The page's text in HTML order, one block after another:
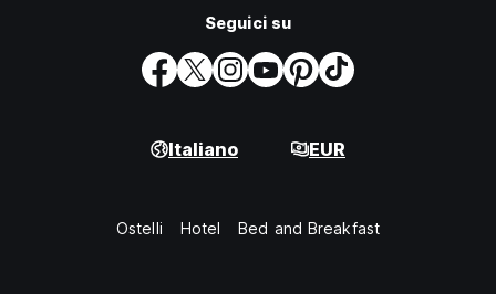
Seguici su
Italiano EUR
Ostelli Hotel Bed and Breakfast